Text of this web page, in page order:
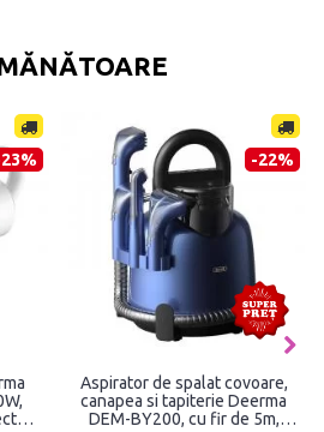
-22%
Aspirator de spalat covoare,
canapea si tapiterie Deerma
DEM-BY200, cu fir de 5m,